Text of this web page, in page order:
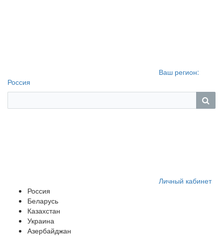
Ваш регион:
Россия
Личный кабинет
Россия
Беларусь
Казахстан
Украина
Азербайджан